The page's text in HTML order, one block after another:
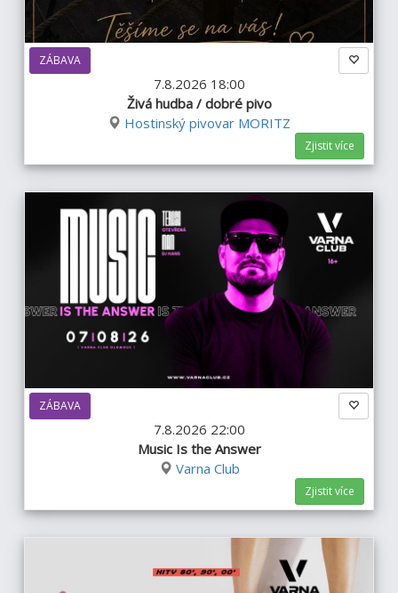
ZÁBAVA
7.8.2026 18:00
Živá hudba / dobré pivo
Hostinský pivovar MORITZ
Zjistit více
ZÁBAVA
7.8.2026 22:00
Music Is the Answer
Varna Club
Zjistit více